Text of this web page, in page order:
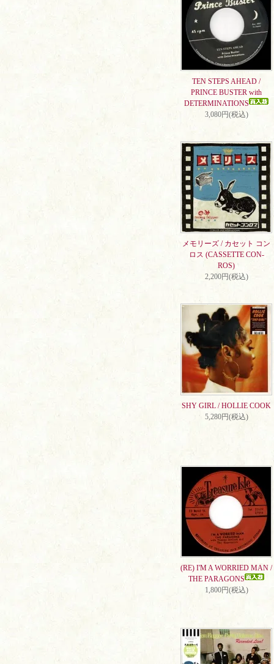
TEN STEPS AHEAD /
PRINCE BUSTER with
DETERMINATIONS
3,080円(税込)
メモリーズ / カセット コン
ロス (CASSETTE CON-
ROS)
2,200円(税込)
SHY GIRL / HOLLIE COOK
5,280円(税込)
(RE) I'M A WORRIED MAN /
THE PARAGONS
1,800円(税込)